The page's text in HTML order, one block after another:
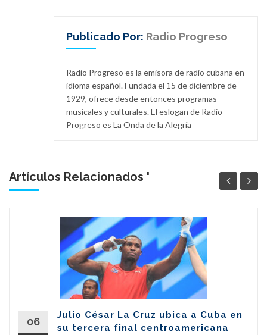
Publicado Por: Radio Progreso
Radio Progreso es la emisora de radio cubana en
idioma español. Fundada el 15 de diciembre de
1929, ofrece desde entonces programas
musicales y culturales. El eslogan de Radio
Progreso es La Onda de la Alegría
Artículos Relacionados '
06
Julio César La Cruz ubica a Cuba en
su tercera final centroamericana